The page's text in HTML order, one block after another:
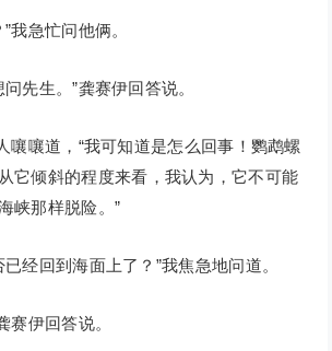
急忙问他俩。
先生。”龚赛伊回答说。
嚷嚷道，“我可知道是怎么回事！鹦鹉螺
它倾斜的程度来看，我认为，它不可能
峡那样脱险。”
经回到海面上了？”我焦急地问道。
伊回答说。